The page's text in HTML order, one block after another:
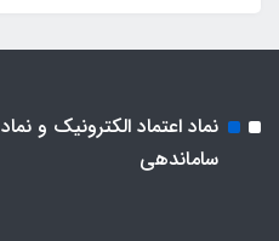
نماد اعتماد الکترونیک و نماد
ساماندهی